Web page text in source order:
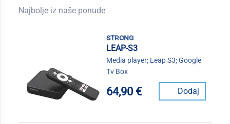
Najbolje iz naše ponude
strong
LEAP-S3
Media player; Leap S3; Google
Tv Box
64,90 € Dodaj